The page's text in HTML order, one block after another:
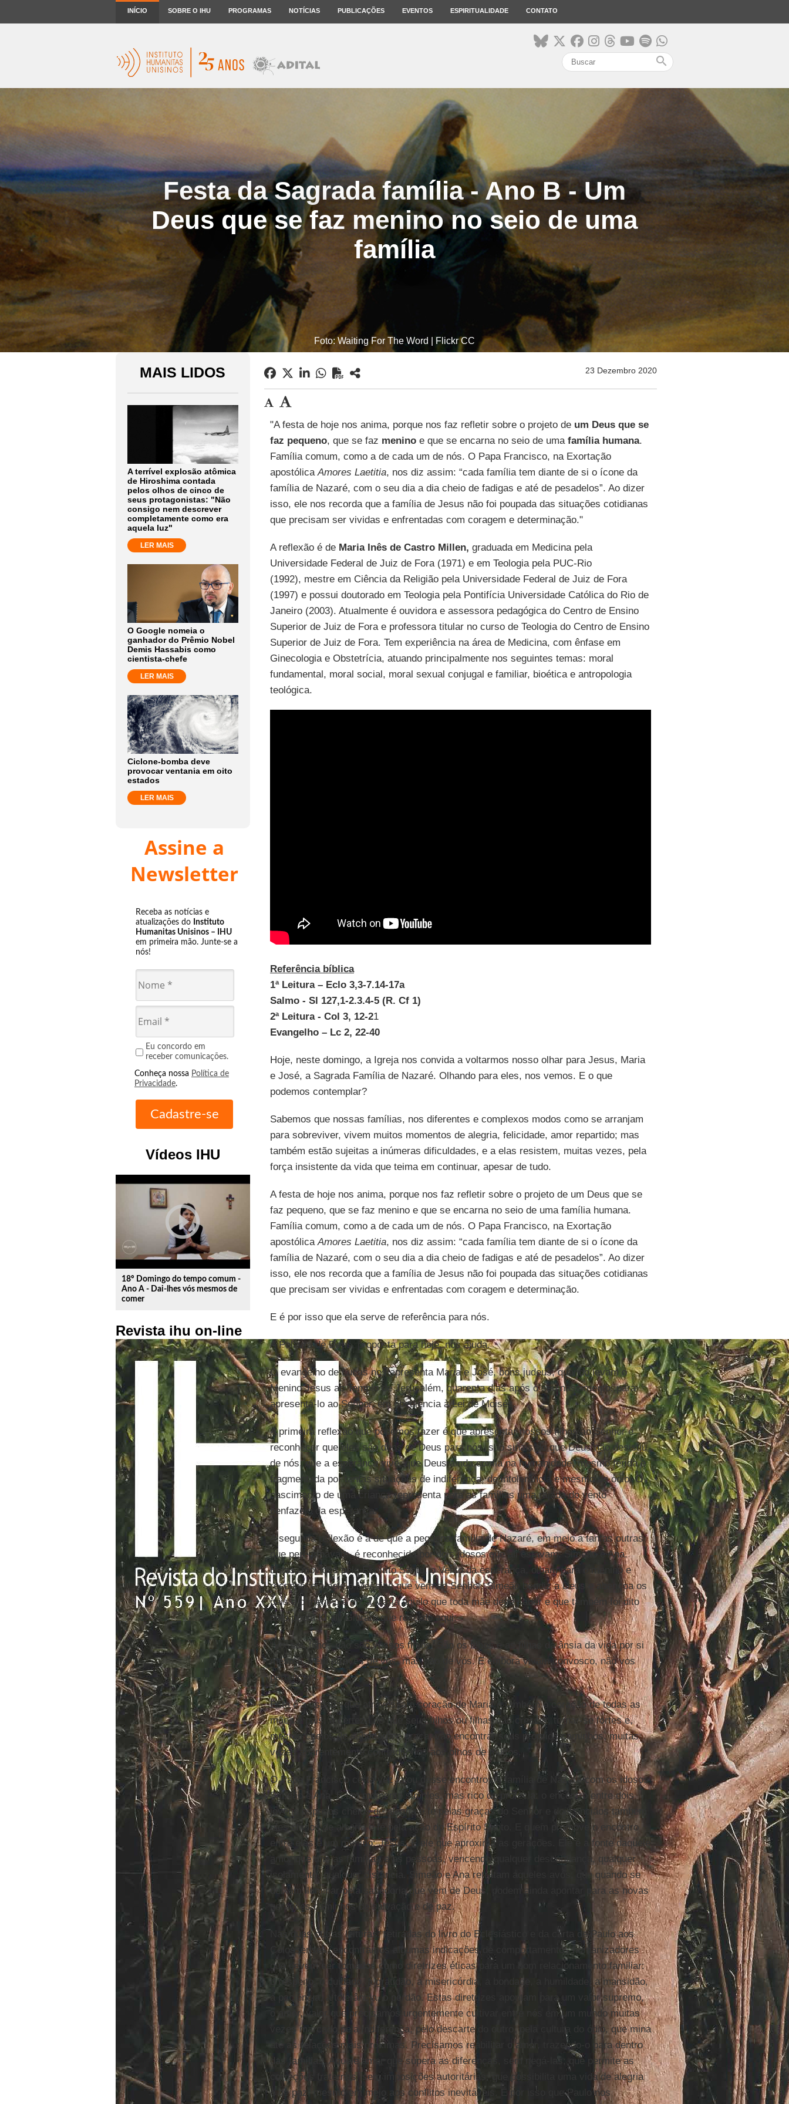
INÍCIO SOBRE O IHU PROGRAMAS NOTÍCIAS PUBLICAÇÕES EVENTOS ESPIRITUALIDADE CONTATO
search
Festa da Sagrada família - Ano B - Um
Deus que se faz menino no seio de uma
família
Foto: Waiting For The Word | Flickr CC
MAIS LIDOS
A terrível explosão atômica
de Hiroshima contada
pelos olhos de cinco de
seus protagonistas: "Não
consigo nem descrever
completamente como era
aquela luz"
LER MAIS
O Google nomeia o
ganhador do Prêmio Nobel
Demis Hassabis como
cientista-chefe
LER MAIS
Ciclone-bomba deve
provocar ventania em oito
estados
LER MAIS
Assine a
Newsletter
Receba as notícias e
atualizações do Instituto
Humanitas Unisinos – IHU
em primeira mão. Junte-se a
nós!
Eu concordo em
receber comunicações.
Conheça nossa Política de
Privacidade.
Vídeos IHU
play_circle_outline
18º Domingo do tempo comum -
Ano A - Dai-lhes vós mesmos de
comer
Revista ihu on-line
23 Dezembro 2020
"A festa de hoje nos anima, porque nos faz refletir sobre o projeto deum Deus que se
faz pequeno, que se faz meninoe que se encarna no seio de umafamília humana.
Família comum, como a de cada um de nós. O Papa Francisco, na Exortação
apostólicaAmores Laetitia, nos diz assim: “cada família tem diante de si o ícone da
família de Nazaré, com o seu dia a dia cheio de fadigas e até de pesadelos”. Ao dizer
isso, ele nos recorda que a família de Jesus não foi poupada das situações cotidianas
que precisam ser vividas e enfrentadas com coragem e determinação."
A reflexão é de Maria Inês de Castro Millen, graduada em Medicina pela
Universidade Federal de Juiz de Fora (1971) e em Teologia pela PUC-Rio
(1992), mestre em Ciência da Religião pela Universidade Federal de Juiz de Fora
(1997) e possui doutorado em Teologia pela Pontifícia Universidade Católica do Rio de
Janeiro (2003). Atualmente é ouvidora e assessora pedagógica do Centro de Ensino
Superior de Juiz de Fora e professora titular no curso de Teologia do Centro de Ensino
Superior de Juiz de Fora. Tem experiência na área de Medicina, com ênfase em
Ginecologia e Obstetrícia, atuando principalmente nos seguintes temas: moral
fundamental, moral social, moral sexual conjugal e familiar, bioética e antropologia
teológica.
Referência bíblica
1ª Leitura – Eclo 3,3-7.14-17a
Salmo - Sl 127,1-2.3.4-5 (R. Cf 1)
2ª Leitura - Col 3, 12-21
Evangelho – Lc 2, 22-40
Hoje, neste domingo, a Igreja nos convida a voltarmos nosso olhar para Jesus, Maria
e José, a Sagrada Família de Nazaré. Olhando para eles, nos vemos. E o que
podemos contemplar?
Sabemos que nossas famílias, nos diferentes e complexos modos como se arranjam
para sobreviver, vivem muitos momentos de alegria, felicidade, amor repartido; mas
também estão sujeitas a inúmeras dificuldades, e a elas resistem, muitas vezes, pela
força insistente da vida que teima em continuar, apesar de tudo.
A festa de hoje nos anima, porque nos faz refletir sobre o projeto de um Deus que se
faz pequeno, que se faz menino e que se encarna no seio de uma família humana.
Família comum, como a de cada um de nós. O Papa Francisco, na Exortação
apostólicaAmores Laetitia, nos diz assim: “cada família tem diante de si o ícone da
família de Nazaré, com o seu dia a dia cheio de fadigas e até de pesadelos”. Ao dizer
isso, ele nos recorda que a família de Jesus não foi poupada das situações cotidianas
que precisam ser vividas e enfrentadas com coragem e determinação.
E é por isso que ela serve de referência para nós.
A Palavra de Deus, proposta para hoje, nos ajuda.
O evangelho de Lucas nos apresenta Maria e José, bons judeus, quando levam o
Menino Jesus ao Templo de Jerusalém, quarenta dias após o seu nascimento, para
apresentá-lo ao Senhor, em obediência à Lei de Moisés.
A primeira reflexão que podemos fazer é que apresentar nossos filhos ao Senhor é
reconhecer que eles são dons de Deus para nós, são sinais de que Deus não desistiu
de nós, que a esperança vive, que Deus ainda confia na humanidade, mesmo ferida e
fragmentada por tantas situações de indiferença, de intolerância e mesmo de ódio. O
nascimento de uma criança representa para as famílias uma rajada do vento
benfazejo da esperança.
A segunda reflexão é a de que a pequena família de Nazaré, em meio a tantas outras
que peregrinavam, é reconhecida por dois idosos que ali estavam: Simeão e Ana.
Estes, movidos pelo Espírito Santo, o Vento da esperança, olham para o menino e
reconhecem nele o Messias que vem do Senhor. Simeão bendiz a Deus e abençoa os
pais e o menino e diz a Maria aquilo que toda mãe deve saber e que também foi dito
pelo poeta Khalil Gibran, que recordo aqui:
“Vossos filhos não são vossos filhos. São os filhos e as filhas da ânsia da vida por si
mesma. Vêm através de vós, mas não de vós. E embora vivam convosco, não vos
pertencem.”
Esta é a espada que atravessa o coração de Maria e também o coração de todas as
mães e pais: a certeza de que seus filhos ou filhas vão crescer, tornar-se fortes e,
mesmo cheios de sabedoria e graça, vão encontrar seus próprios caminhos, muitas
vezes aparentemente contraditórios aos olhos de muitos.
O Papa Francisco certa vez falou desse encontro da família de Nazaré com os idosos
Simeão e Ana. É um momento simples, mas rico de profecia: o encontro entre dois
jovens esposos cheios de alegria e fé pelas graças do Senhor e dois anciãos também
eles cheios de alegria e fé pela ação do Espírito Santo. E quem promove o encontro
entre eles é um menino: Jesus. É ele que aproxima as gerações. Ele é a fonte daquele
amor que une as famílias e as pessoas, vencendo qualquer desconfiança, qualquer
isolamento, qualquer distância. Simeão e Ana retratam aqueles avós, que quando se
deixam iluminar pela sabedoria que vem de Deus, podem ainda apontar para as novas
gerações caminhos de salvação e de paz.
Nas duas outras leituras, retiradas do livro do Eclesiástico e da carta de Paulo aos
Colossenses, encontramos algumas indicações de comportamentos humanizadores
que devem ser tomados como diretrizes éticas para um bom relacionamento familiar:
o respeito, o cuidado, a gratidão, a misericórdia, a bondade, a humildade, a mansidão,
a paciência, a tolerância, o perdão. Estas diretrizes apontam para um valor supremo,
o amor, valor que precisamos urgentemente cultivar entre nós em um mundo muitas
vezes marcado pela indiferença, pelo descarte do outro, pela cultura do ódio, que mina
até as relações mais próximas. Precisamos reabilitar o amor, trazendo-o para dentro
das famílias. Aquele amor que supera as diferenças, sem negá-las; que permite as
correções fraternas, sem imposições autoritárias; que possibilita uma vida de alegria
e de paz, mesmo em meio aos conflitos inevitáveis. É por isso que Paulo nos